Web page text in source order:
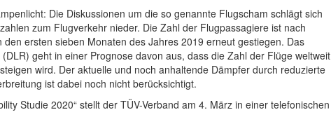
Die Diskussionen um die so genannte Flugscham schlägt sich
zum Flugverkehr nieder. Die Zahl der Flugpassagiere ist nach
ersten sieben Monaten des Jahres 2019 erneut gestiegen. Das
geht in einer Prognose davon aus, dass die Zahl der Flüge weltweit
wird. Der aktuelle und noch anhaltende Dämpfer durch reduzierte
ist dabei noch nicht berücksichtigt.
Studie 2020“ stellt der TÜV-Verband am 4. März in einer telefonischen